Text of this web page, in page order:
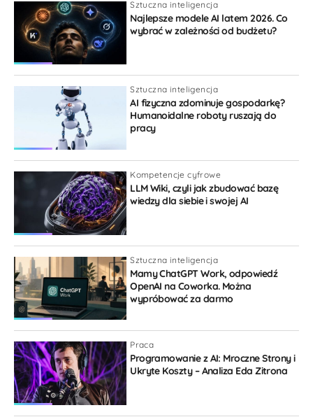
przyjazne pracownikom” warunki…
0
Odpowiedz
Admin
Maciej Danielewicz 1 rok temu
Reply to
Zdecydowanie. Może konkurencyjność w tym przypadku
będzie polegała na tym, na ile lepsze warunki bedą
oferowały platformy.
Odpowiedz
Mikołaj 1 rok temu
Ciekawostka: Wspomniany w artykule Door-
Dash niedawno uruchomił w USA płatności
odroczone z ratami na jedzenie. Cały BNPL to
też segment do uregulowania.
0
Odpowiedz
Admin
Jakub Samcik 1 rok temu
Reply toMikołaj
Pełna zgoda. W USA już ludzie popadają w straszne długi
Sztuczna inteligencja
Najlepsze modele AI latem 2026. Co
wybrać w zależności od budżetu?
Sztuczna inteligencja
AI fizyczna zdominuje gospodarkę?
Humanoidalne roboty ruszają do
pracy
Kompetencje cyfrowe
LLM Wiki, czyli jak zbudować bazę
wiedzy dla siebie i swojej AI
Sztuczna inteligencja
Mamy ChatGPT Work, odpowiedź
OpenAI na Coworka. Można
wypróbować za darmo
Praca
Programowanie z AI: Mroczne Strony i
Ukryte Koszty – Analiza Eda Zitrona